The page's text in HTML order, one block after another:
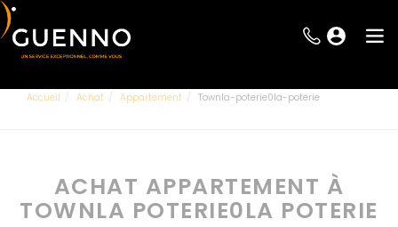
Accueil Achat Appartement Townla-poterie0la-poterie
ACHAT APPARTEMENT À
TOWNLA POTERIE0LA POTERIE